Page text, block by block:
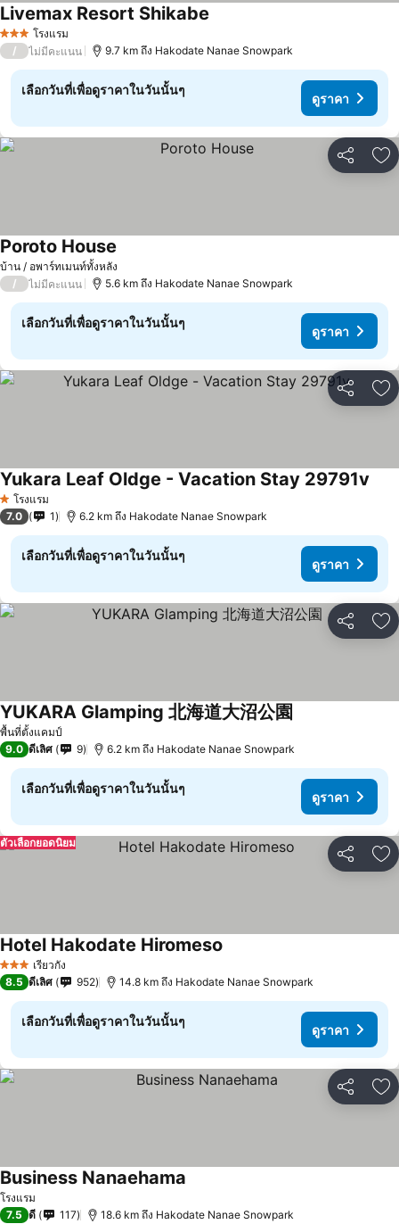
3 ดาว โรงแรม
Livemax Resort Shikabe
/ ไม่มีคะแนน 9.7 km ถึง Hakodate Nanae Snowpark
เลือกวันที่เพื่อดูราคาในวันนั้นๆ
ดูราคา
แชร์ เ
บ้าน / อพาร์ทเมนท์ทั้งหลัง
Poroto House
/ ไม่มีคะแนน 5.6 km ถึง Hakodate Nanae Snowpark
เลือกวันที่เพื่อดูราคาในวันนั้นๆ
ดูราคา
แชร์ เ
1 ดาวโรงแรม
Yukara Leaf Oldge - Vacation Stay 29791v
7.0 1 6.2 km ถึง Hakodate Nanae Snowpark
เลือกวันที่เพื่อดูราคาในวันนั้นๆ
ดูราคา
แชร์ เ
พื้นที่ตั้งแคมป์
YUKARA Glamping 北海道大沼公園
9.0 ดีเลิศ 9 6.2 km ถึง Hakodate Nanae Snowpark
เลือกวันที่เพื่อดูราคาในวันนั้นๆ
ดูราคา
แชร์ เ
ตัวเลือกยอดนิยม
3 ดาว เรียวกัง
Hotel Hakodate Hiromeso
8.5 ดีเลิศ 952 14.8 km ถึง Hakodate Nanae Snowpark
เลือกวันที่เพื่อดูราคาในวันนั้นๆ
ดูราคา
แชร์ เ
โรงแรม
Business Nanaehama
7.5 ดี 117 18.6 km ถึง Hakodate Nanae Snowpark